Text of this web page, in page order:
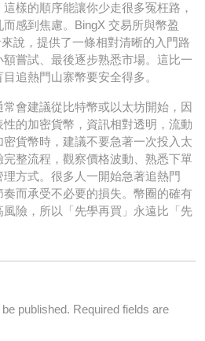
樣的順序能讓你少走很多冤枉路，
感到焦慮。BingX 交易所與幣盈
說，提供了一條相對清晰的入門路
嘗試、最後逐步熟悉市場。這比一
追熱門山寨幣要安全得多。
會建議從比特幣或以太坊開始，因
的加密貨幣，資訊相對透明，流動
貨幣時，建議不要急著一次投入太
整流程，觀察價格波動、熟悉下單
方式。很多人一開始急著追熱門
而承受不必要的損失。幣圈的確有
險，所以「先學再買」永遠比「先
published. Required fields are